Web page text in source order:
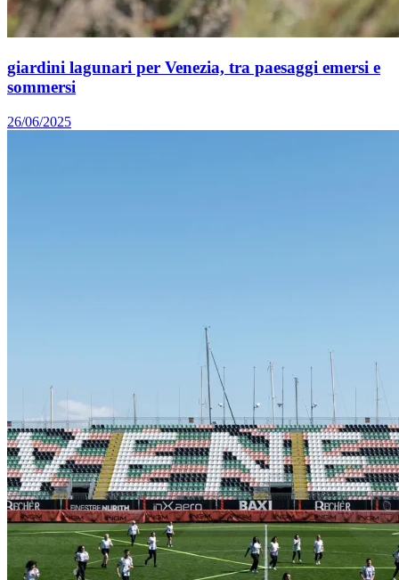
giardini lagunari per Venezia, tra paesaggi emersi e
sommersi
26/06/2025